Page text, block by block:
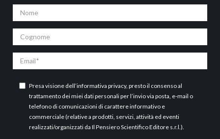
Nome
Cognome
Email
Presa visione dell’informativa privacy, presto il consenso al
trattamento dei miei dati personali per l’invio via posta, e-mail o
telefono di comunicazioni di carattere informativo e
commerciale (relative a prodotti, servizi, attività ed eventi
realizzati/organizzati da Il Pensiero Scientifico Editore s.r.l.).